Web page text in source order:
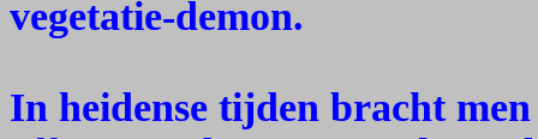
vegetatie-demon.
In heidense tijden bracht